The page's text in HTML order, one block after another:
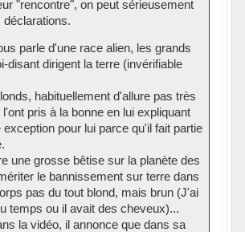
"rencontre", on peut sérieusement
parle d'une race alien, les grands
disant dirigent la terre (invérifiable
habituellement d'allure pas très
pris à la bonne en lui expliquant
exception pour lui parce qu'il fait partie
une grosse bêtise sur la planète des
le bannissement sur terre dans
pas du tout blond, mais brun (J'ai
temps ou il avait des cheveux)...
la vidéo, il annonce que dans sa